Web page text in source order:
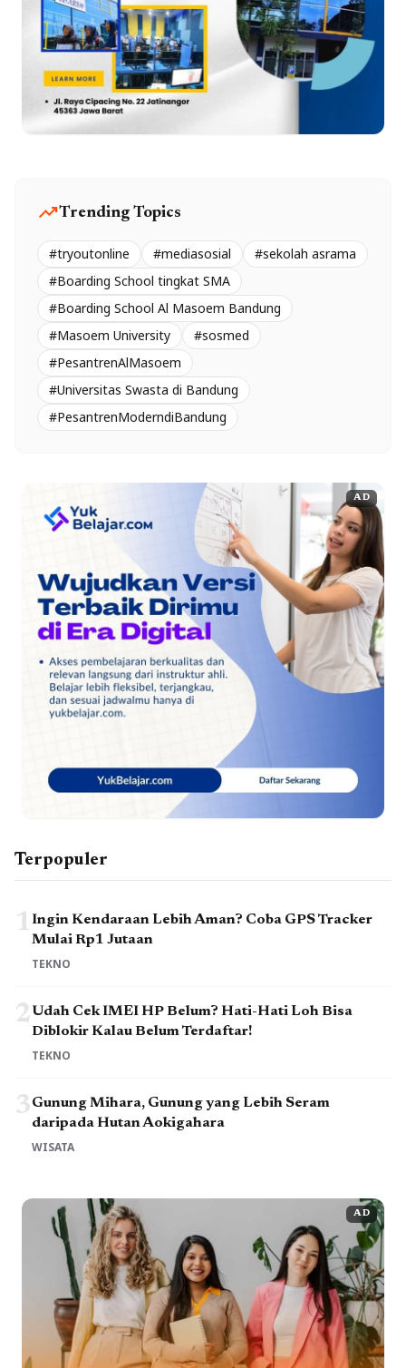
trending_upTrending Topics
#tryoutonline #mediasosial
#sekolah asrama
#Boarding School tingkat SMA
#Boarding School Al Masoem Bandung
#Masoem University
#sosmed
#PesantrenAlMasoem
#Universitas Swasta di Bandung
#PesantrenModerndiBandung
AD
Terpopuler
1Ingin Kendaraan Lebih Aman? Coba GPS Tracker
Mulai Rp1 Jutaan
TEKNO
2Udah Cek IMEI HP Belum? Hati-Hati Loh Bisa
Diblokir Kalau Belum Terdaftar!
TEKNO
3Gunung Mihara, Gunung yang Lebih Seram
daripada Hutan Aokigahara
WISATA
AD